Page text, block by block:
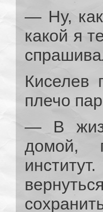
— Ну,
какой я
Киселев
плечо
— В
домой,